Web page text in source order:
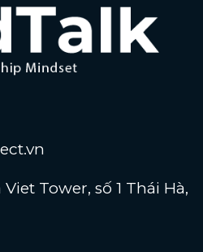
Tower, số 1 Thái Hà,